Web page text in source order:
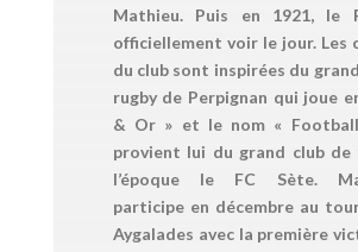
Mathieu. Puis en 1921, le
officiellement voir le jour. Les
du club sont inspirées du
rugby de Perpignan qui joue
& Or » et le nom «
provient lui du grand club
l’époque le FC Sète.
participe en décembre au
Aygalades avec la première